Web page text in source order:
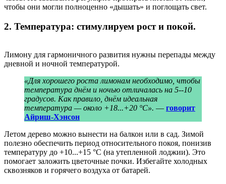
чтобы они могли полноценно «дышать» и поглощать свет.
2. Температура: стимулируем рост и покой.
Лимону для гармоничного развития нужны перепады между
дневной и ночной температурой.
«Для хорошего роста лимонам необходимо, чтобы
температура днём и ночью отличалась на 5--10
градусов. Как правило, днём идеальная
температура — около +18...+20 °C». — говорит
Айриш-Хэнсон
Летом дерево можно вынести на балкон или в сад. Зимой
полезно обеспечить период относительного покоя, понизив
температуру до +10...+15 °C (на утепленной лоджии). Это
помогает заложить цветочные почки. Избегайте холодных
сквозняков и горячего воздуха от батарей.